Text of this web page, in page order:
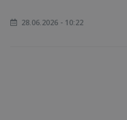
28.06.2026 - 10:22